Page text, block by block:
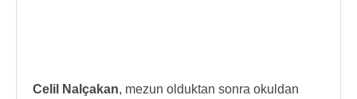
Celil Nalçakan, mezun olduktan sonra okuldan